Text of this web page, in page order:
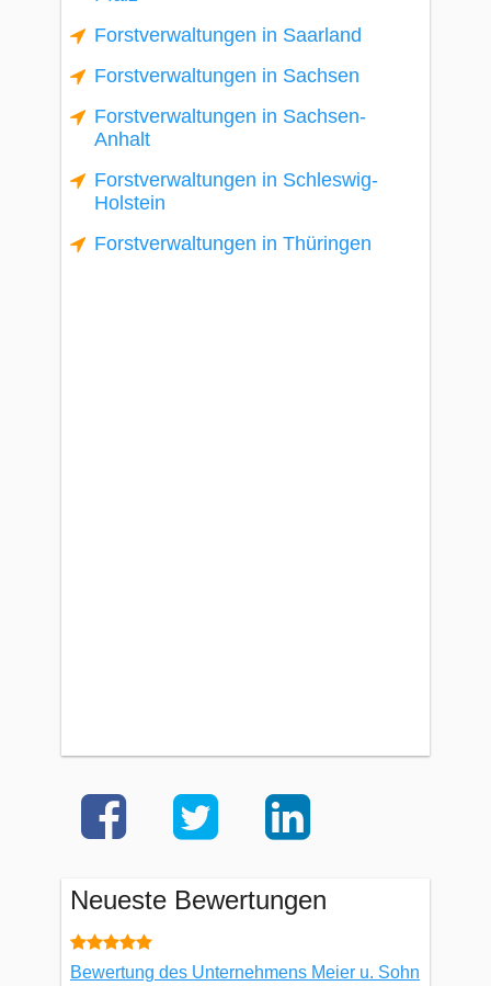
Forstverwaltungen in Saarland
Forstverwaltungen in Sachsen
Forstverwaltungen in Sachsen-
Anhalt
Forstverwaltungen in Schleswig-
Holstein
Forstverwaltungen in Thüringen
Neueste Bewertungen
Bewertung des Unternehmens Meier u. Sohn